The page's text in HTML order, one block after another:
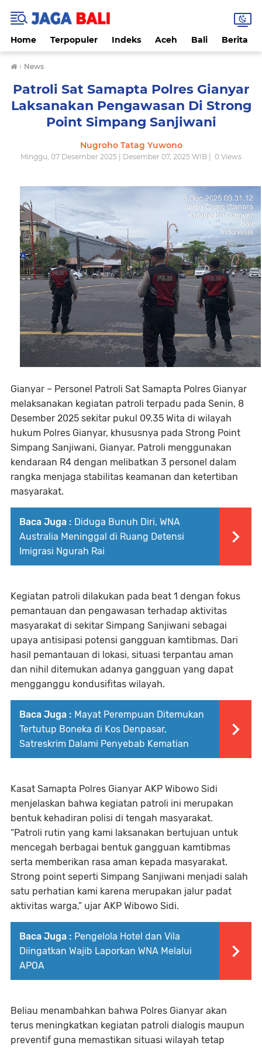
Home Terpopuler Indeks Aceh Bali Berita
› News
Patroli Sat Samapta Polres Gianyar
Laksanakan Pengawasan Di Strong
Point Simpang Sanjiwani
Nugroho Tatag Yuwono
Minggu, 07 Desember 2025 | Desember 07, 2025 WIB | 0 Views
Gianyar – Personel Patroli Sat Samapta Polres Gianyar
melaksanakan kegiatan patroli terpadu pada Senin, 8
Desember 2025 sekitar pukul 09.35 Wita di wilayah
hukum Polres Gianyar, khususnya pada Strong Point
Simpang Sanjiwani, Gianyar. Patroli menggunakan
kendaraan R4 dengan melibatkan 3 personel dalam
rangka menjaga stabilitas keamanan dan ketertiban
masyarakat.
Baca Juga : Diduga Bunuh Diri, WNA
Australia Meninggal di Ruang Detensi
Imigrasi Ngurah Rai
Kegiatan patroli dilakukan pada beat 1 dengan fokus
pemantauan dan pengawasan terhadap aktivitas
masyarakat di sekitar Simpang Sanjiwani sebagai
upaya antisipasi potensi gangguan kamtibmas. Dari
hasil pemantauan di lokasi, situasi terpantau aman
dan nihil ditemukan adanya gangguan yang dapat
mengganggu kondusifitas wilayah.
Baca Juga : Mayat Perempuan Ditemukan
Tertutup Boneka di Kos Denpasar,
Satreskrim Dalami Penyebab Kematian
Kasat Samapta Polres Gianyar AKP Wibowo Sidi
menjelaskan bahwa kegiatan patroli ini merupakan
bentuk kehadiran polisi di tengah masyarakat.
“Patroli rutin yang kami laksanakan bertujuan untuk
mencegah berbagai bentuk gangguan kamtibmas
serta memberikan rasa aman kepada masyarakat.
Strong point seperti Simpang Sanjiwani menjadi salah
satu perhatian kami karena merupakan jalur padat
aktivitas warga,” ujar AKP Wibowo Sidi.
Baca Juga : Pengelola Hotel dan Vila
Diingatkan Wajib Laporkan WNA Melalui
APOA
Beliau menambahkan bahwa Polres Gianyar akan
terus meningkatkan kegiatan patroli dialogis maupun
preventif guna memastikan situasi wilayah tetap